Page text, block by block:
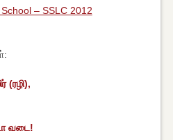
– SSLC 2012
(ரழி),
வடை!